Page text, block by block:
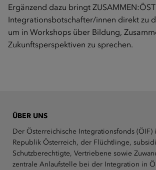
Ergänzend dazu bringt
Integrationsbotschafter/innen direkt zu
um in Workshops über Bildung,
Zukunftsperspektiven zu sprechen.
ÜBER UNS
Der Österreichische Integrationsfonds (ÖIF)
Republik Österreich, der Flüchtlinge,
Schutzberechtigte, Vertriebene sowie
zentrale Anlaufstelle bei der Integration in